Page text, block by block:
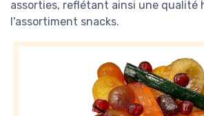
assorties, reflétant ainsi une qualité
l'assortiment snacks.